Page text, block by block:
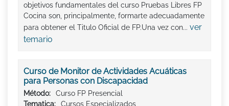
objetivos fundamentales del curso Pruebas Libres FP
Cocina son, principalmente, formarte adecuadamente
para obtener el Titulo Oficial de FP.Una vez con... ver
temario
Curso de Monitor de Actividades Acuáticas
para Personas con Discapacidad
Método:
Curso FP Presencial
Tematica:
Cursos Especializados